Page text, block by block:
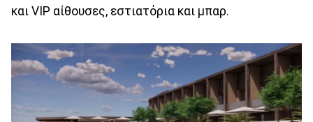
και VIP αίθουσες, εστιατόρια και μπαρ.